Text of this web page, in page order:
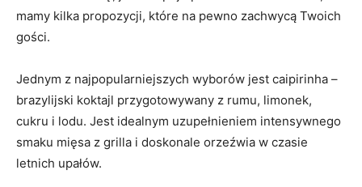
mamy kilka propozycji, które na pewno zachwycą Twoich
gości.
Jednym z najpopularniejszych wyborów jest caipirinha –
brazylijski ⁣koktajl przygotowywany z‍ rumu, limonek,
‍cukru​ i lodu. Jest ⁣idealnym uzupełnieniem intensywnego
smaku⁢ mięsa z grilla ‌i doskonale orzeźwia w czasie
letnich upałów.